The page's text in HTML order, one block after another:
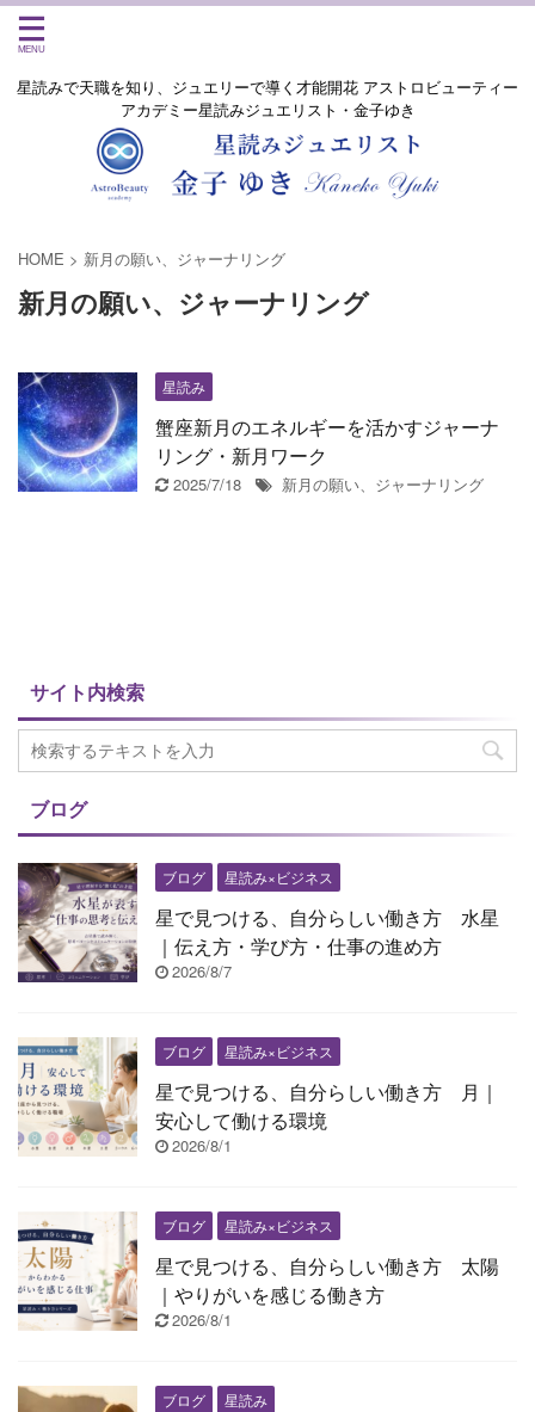
星読みで天職を知り、ジュエリーで導く才能開花 アストロビューティー
アカデミー星読みジュエリスト・金子ゆき
HOME > 新月の願い、ジャーナリング
新月の願い、ジャーナリング
星読み
蟹座新月のエネルギーを活かすジャーナ
リング・新月ワーク
2025/7/18 新月の願い、ジャーナリング
サイト内検索
ブログ
ブログ 星読み×ビジネス
星で見つける、自分らしい働き方 水星
｜伝え方・学び方・仕事の進め方
2026/8/7
ブログ 星読み×ビジネス
星で見つける、自分らしい働き方 月｜
安心して働ける環境
2026/8/1
ブログ 星読み×ビジネス
星で見つける、自分らしい働き方 太陽
｜やりがいを感じる働き方
2026/8/1
ブログ 星読み